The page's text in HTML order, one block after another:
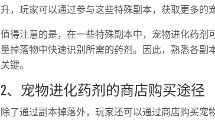
升，玩家可以通过参与这些特殊副本，获取更多的
值得注意的是，在一些特殊副本中，宠物进化药剂
量掉落物中快速识别所需的药剂。因此，熟悉各副
关键。
2、宠物进化药剂的商店购买途径
除了通过副本掉落外，玩家还可以通过商店购买宠